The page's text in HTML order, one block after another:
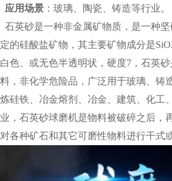
应用场景 ：玻璃、陶瓷、铸造等行业。
石英砂是一种非金属矿物质，是一种
定的硅酸盐矿物，其主要矿物成分是
白色、或无色半透明状，硬度7，石英
料，非化学危险品，广泛用于玻璃、铸
炼硅铁、冶金熔剂、冶金、建筑、化工
业，石英砂球磨机是物料被破碎之后，
对各种矿石和其它可磨性物料进行干式